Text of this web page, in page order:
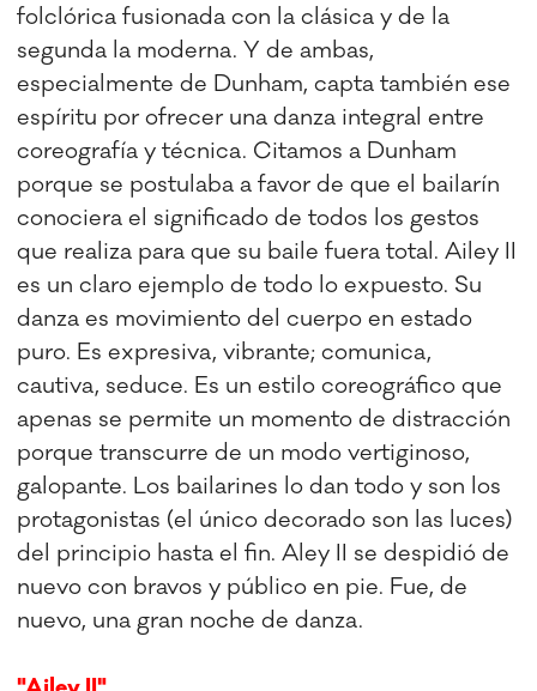
folclórica fusionada con la clásica y de la
segunda la moderna. Y de ambas,
especialmente de Dunham, capta también ese
espíritu por ofrecer una danza integral entre
coreografía y técnica. Citamos a Dunham
porque se postulaba a favor de que el bailarín
conociera el significado de todos los gestos
que realiza para que su baile fuera total. Ailey II
es un claro ejemplo de todo lo expuesto. Su
danza es movimiento del cuerpo en estado
puro. Es expresiva, vibrante; comunica,
cautiva, seduce. Es un estilo coreográfico que
apenas se permite un momento de distracción
porque transcurre de un modo vertiginoso,
galopante. Los bailarines lo dan todo y son los
protagonistas (el único decorado son las luces)
del principio hasta el fin. Aley II se despidió de
nuevo con bravos y público en pie. Fue, de
nuevo, una gran noche de danza.